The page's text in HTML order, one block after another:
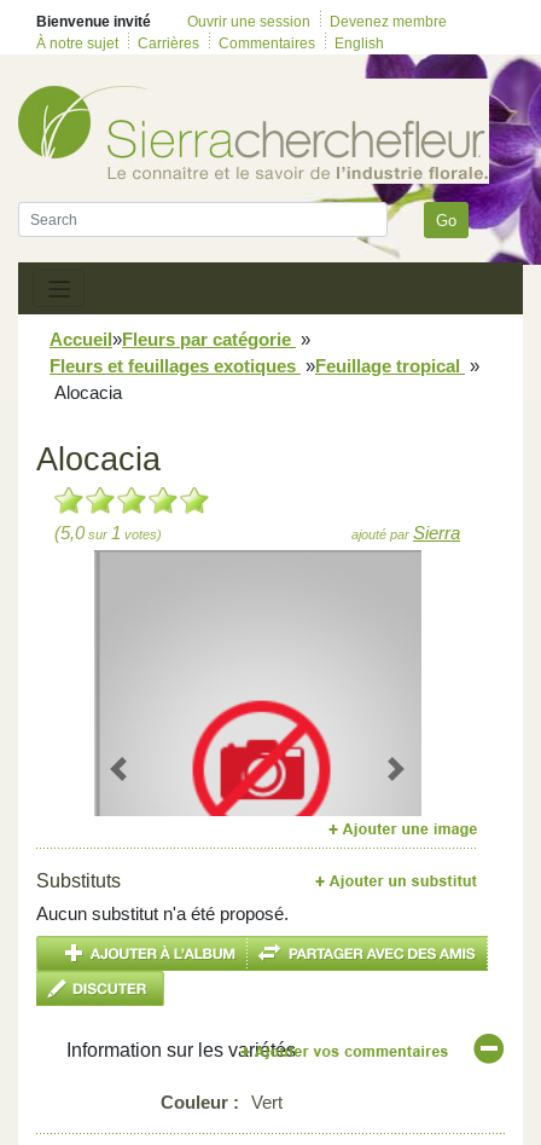
Bienvenue invité Ouvrir une session
Devenez membre
À notre sujet
Carrières Commentaires English
Go
Accueil»Fleurs par catégorie »
Fleurs et feuillages exotiques »Feuillage tropical »
Alocacia
Alocacia
(5,0sur 1 votes) ajouté par Sierra
Previous Next
Substituts
Aucun substitut n'a été proposé.
Information sur les variétés
Couleur : Vert